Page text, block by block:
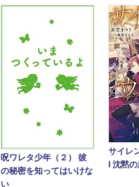
呪ワレタ少年（２） 彼
の秘密を知ってはいけな
い
サイレ
I 沈黙